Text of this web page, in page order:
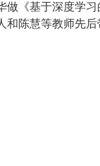
做《基于深度学
和陈慧等教师先